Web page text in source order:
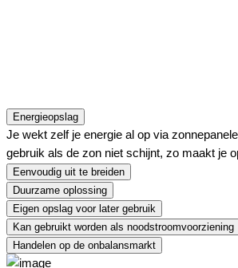
Energieopslag
Je wekt zelf je energie al op via
gebruik als de zon niet schijnt, zo maakt je
Eenvoudig uit te breiden
Duurzame oplossing
Eigen opslag voor later gebruik
Kan gebruikt worden als noodstroomvoorziening
Handelen op de onbalansmarkt